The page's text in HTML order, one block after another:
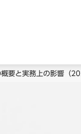
概要と実務上の影響